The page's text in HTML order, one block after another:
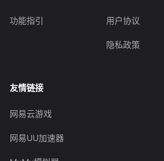
功能指引 用户协议
隐私政策
友情链接
网易云游戏
网易UU加速器